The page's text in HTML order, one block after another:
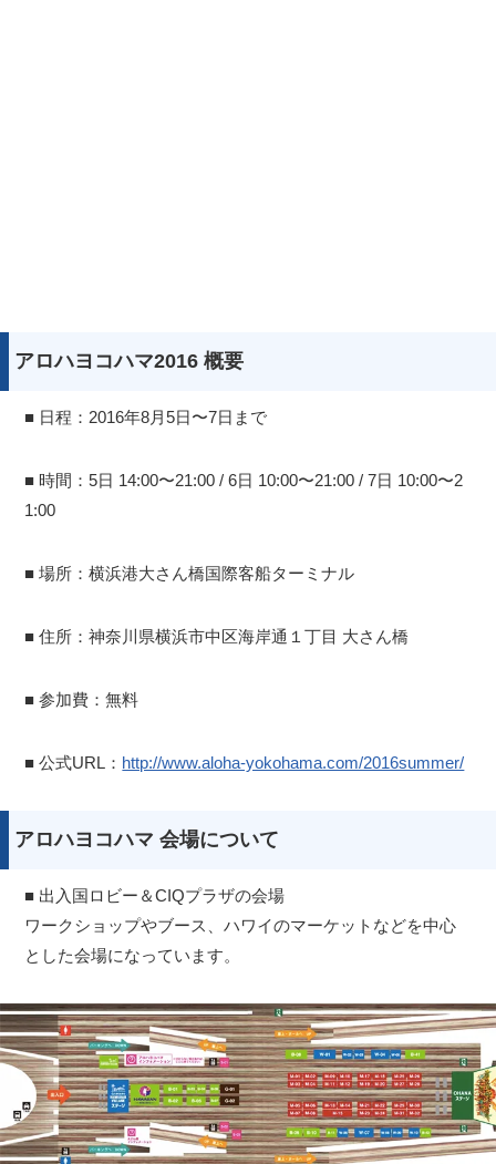
アロハヨコハマ2016 概要
■ 日程：2016年8月5日〜7日まで
■ 時間：5日 14:00〜21:00 / 6日 10:00〜21:00 / 7日 10:00〜2
1:00
■ 場所：横浜港大さん橋国際客船ターミナル
■ 住所：神奈川県横浜市中区海岸通１丁目 大さん橋
■ 参加費：無料
■ 公式URL： http://www.aloha-yokohama.com/2016summer/
アロハヨコハマ 会場について
■ 出入国ロビー＆CIQプラザの会場
ワークショップやブース、ハワイのマーケットなどを中心
とした会場になっています。